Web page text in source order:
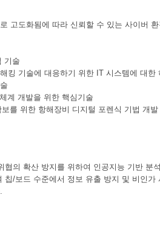
고도화됨에 따라 신뢰할 수 있는 사이버
기술
킹 기술에 대응하기 위한 IT 시스템에 대
계 개발을 위한 핵심기술
를 위한 항해장비 디지털 포렌식 기법 개발
의 확산 방지를 위하여 인공지능 기반 분
/보드 수준에서 정보 유출 방지 및 비인